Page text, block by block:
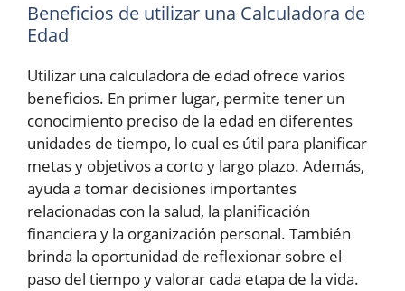
Beneficios de utilizar una Calculadora de
Edad
Utilizar una calculadora de edad ofrece varios
beneficios. En primer lugar, permite tener un
conocimiento preciso de la edad en diferentes
unidades de tiempo, lo cual es útil para planificar
metas y objetivos a corto y largo plazo. Además,
ayuda a tomar decisiones importantes
relacionadas con la salud, la planificación
financiera y la organización personal. También
brinda la oportunidad de reflexionar sobre el
paso del tiempo y valorar cada etapa de la vida.